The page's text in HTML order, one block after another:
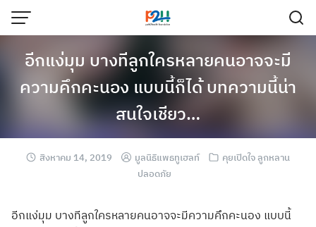
อีกแง่มุม บางทีลูกใครหลายคนอาจจะมี
ความคึกคะนอง แบบนี้ก็ได้ บทความนี้น่า
สนใจเชียว…
สิงหาคม 14, 2019 มูลนิธิแพธทูเฮลท์
คุยเปิดใจ ลูกหลาน
ปลอดภัย
อีกแง่มุม บางทีลูกใครหลายคนอาจจะมีความคึกคะนอง แบบนี้